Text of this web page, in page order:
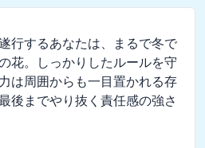
行するあなたは、まるで冬で
花。しっかりしたルールを守
は周囲からも一目置かれる存
後までやり抜く責任感の強さ